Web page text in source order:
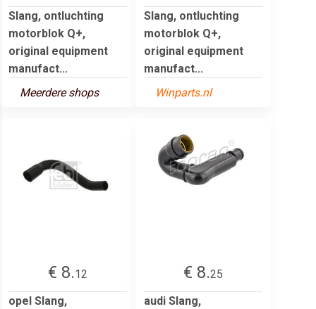
Slang, ontluchting
motorblok Q+,
original equipment
manufact...
Meerdere shops
Slang, ontluchting
motorblok Q+,
original equipment
manufact...
Winparts.nl
€ 8.12
opel Slang,
€ 8.25
audi Slang,